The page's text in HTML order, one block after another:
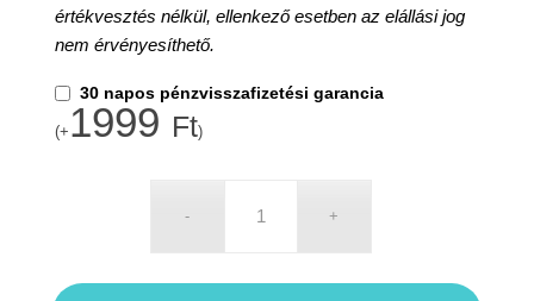
értékvesztés nélkül, ellenkező esetben az elállási jog
nem érvényesíthető.
30 napos pénzvisszafizetési garancia
(+ 1999 Ft)